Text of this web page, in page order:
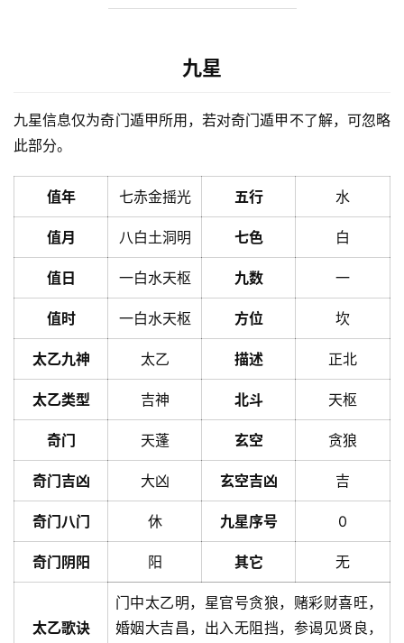
九星
九星信息仅为奇门遁甲所用，若对奇门遁甲不了解，可忽略
此部分。
值年 七赤金摇光 五行 水
值月 八白土洞明 七色 白
值日 一白水天枢 九数 一
值时 一白水天枢 方位 坎
太乙九神 太乙 描述 正北
太乙类型 吉神 北斗 天枢
奇门 天蓬 玄空 贪狼
奇门吉凶 大凶 玄空吉凶 吉
奇门八门 休 九星序号 0
奇门阴阳 阳 其它 无
太乙歌诀
门中太乙明，星官号贪狼，赌彩财喜旺，
婚姻大吉昌，出入无阻挡，参谒见贤良，